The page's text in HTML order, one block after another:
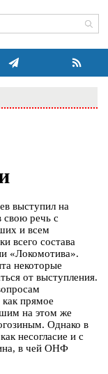
выступил на
свою речь с
и всем
всего состава
«Локомотива».
некоторые
от выступления.
прямое
на этом же
Однако в
несогласие и с
в чей ОНФ